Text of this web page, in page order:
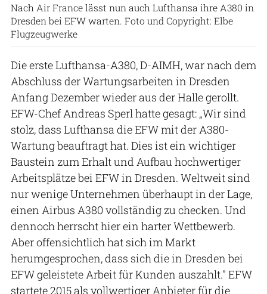
Nach Air France lässt nun auch Lufthansa ihre A380 in
Dresden bei EFW warten. Foto und Copyright: Elbe
Flugzeugwerke
Die erste Lufthansa-A380, D-AIMH, war nach dem
Abschluss der Wartungsarbeiten in Dresden
Anfang Dezember wieder aus der Halle gerollt.
EFW-Chef Andreas Sperl hatte gesagt: „Wir sind
stolz, dass Lufthansa die EFW mit der A380-
Wartung beauftragt hat. Dies ist ein wichtiger
Baustein zum Erhalt und Aufbau hochwertiger
Arbeitsplätze bei EFW in Dresden. Weltweit sind
nur wenige Unternehmen überhaupt in der Lage,
einen Airbus A380 vollständig zu checken. Und
dennoch herrscht hier ein harter Wettbewerb.
Aber offensichtlich hat sich im Markt
herumgesprochen, dass sich die in Dresden bei
EFW geleistete Arbeit für Kunden auszahlt." EFW
startete 2015 als vollwertiger Anbieter für die